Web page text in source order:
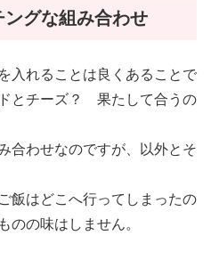
グな組み合わせ
を入れることは良くあることで
とチーズ？ 果たして合うの
合わせなのですが、以外とそ
飯はどこへ行ってしまったの
のの味はしません。